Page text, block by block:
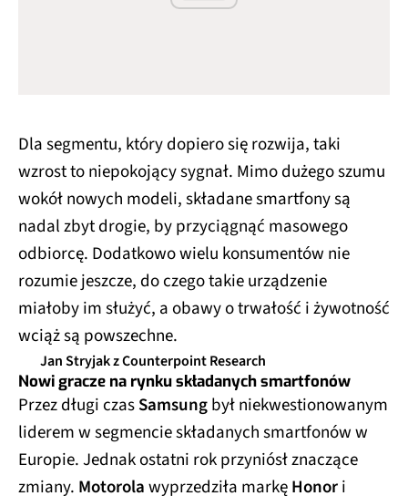
Dla segmentu, który dopiero się rozwija, taki
wzrost to niepokojący sygnał. Mimo dużego szumu
wokół nowych modeli, składane smartfony są
nadal zbyt drogie, by przyciągnąć masowego
odbiorcę. Dodatkowo wielu konsumentów nie
rozumie jeszcze, do czego takie urządzenie
miałoby im służyć, a obawy o trwałość i żywotność
wciąż są powszechne.
Jan Stryjak z Counterpoint Research
Nowi gracze na rynku składanych smartfonów
Przez długi czasSamsungbył niekwestionowanym
liderem w segmencie składanych smartfonów w
Europie. Jednak ostatni rok przyniósł znaczące
zmiany. Motorolawyprzedziła markęHonori